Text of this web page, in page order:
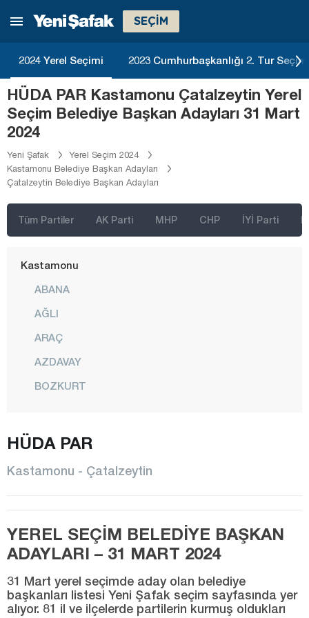
SEÇİM
2024 Yerel Seçimi 2023 Cumhurbaşkanlığı 2. Tur
HÜDA PAR Kastamonu Çatalzeytin Yerel
Seçim Belediye Başkan Adayları 31 Mart
2024
Yeni Şafak
Yerel Seçim 2024
Kastamonu Belediye Başkan Adayları
Çatalzeytin Belediye Başkan Adayları
Tüm Partiler AK Parti MHP CHP İYİ Parti
Giresun
Gümüşhane
Hakkari
Hatay
Iğdır
Isparta
Kahramanmaraş
Karabük
Kars
Kastamonu
ABANA
AĞLI
ARAÇ
AZDAVAY
BOZKURT
ÇATALZEYTİN
DOĞANYURT
HANÖNÜ
İHSANGAZİ
İNEBOLU
KÜRE
HÜDA PAR
Kastamonu - Çatalzeytin
YEREL SEÇİM BELEDİYE BAŞKAN
ADAYLARI – 31 MART 2024
31 Mart yerel seçimde aday olan belediye
başkanları listesi Yeni Şafak seçim sayfasında yer
alıyor. 81 il ve ilçelerde partilerin kurmuş oldukları